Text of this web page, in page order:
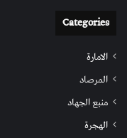
Categories
الامارة
المرصاد
منبع الجهاد
الهجرة